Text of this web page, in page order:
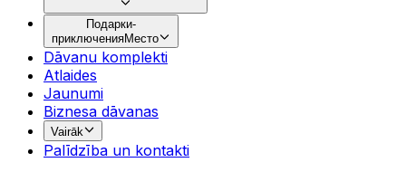
Подарки-
приключенияМесто
Dāvanu komplekti
Atlaides
Jaunumi
Biznesa dāvanas
Vairāk
Palīdzība un kontakti